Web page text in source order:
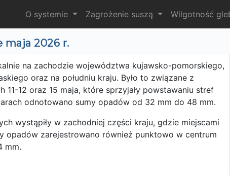
O systemie Zagrożenie suszą Wilgotność
maja 2026 r.
na zachodzie województwa kujawsko-pomorskiego,
oraz na południu kraju. Było to związane z
11-12 oraz 15 maja, które sprzyjały powstawaniu stref
odnotowano sumy opadów od 32 mm do 48 mm.
wystąpiły w zachodniej części kraju, gdzie miejscami
opadów zarejestrowano również punktowo w centrum
mm.